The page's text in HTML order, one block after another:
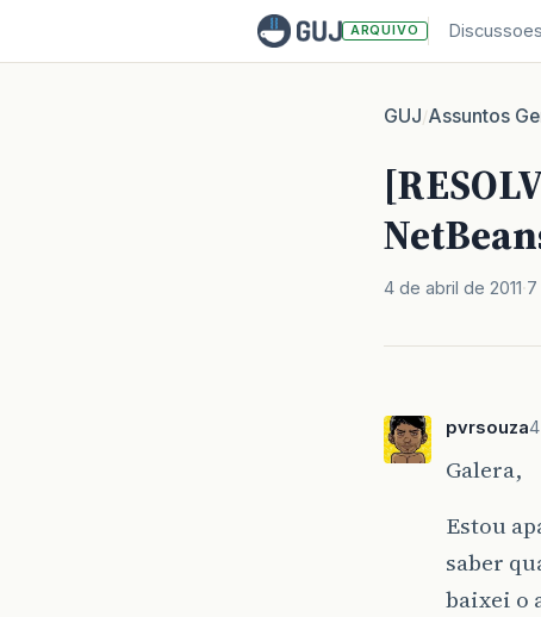
ARQUIVO
GUJ/Assuntos
4 de abril de 2011
pvrsouza
Galera,
Estou
saber
baixei o